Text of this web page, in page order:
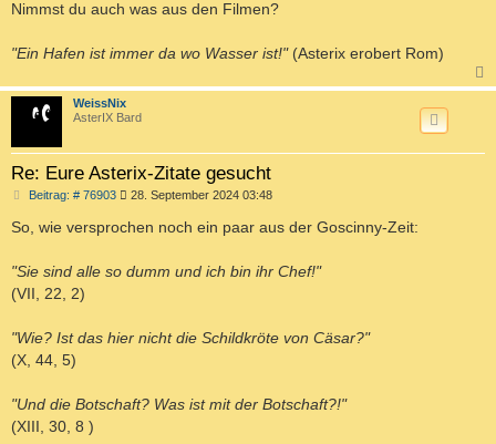
Nimmst du auch was aus den Filmen?
"Ein Hafen ist immer da wo Wasser ist!"(Asterix erobert Rom)
a
WeissNix
AsterIX Bard
Re: Eure Asterix-Zitate gesucht
Beitrag: # 76903B
i
a
g
28. September 2024 03:48
So, wie versprochen noch ein paar aus der Goscinny-Zeit:
"Sie sind alle so dumm und ich bin ihr Chef!"
(VII, 22, 2)
"Wie? Ist das hier nicht die Schildkröte von Cäsar?"
(X, 44, 5)
"Und die Botschaft? Was ist mit der Botschaft?!"
(XIII, 30, 8 )